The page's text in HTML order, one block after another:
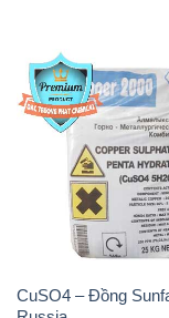
CuSO4 – Đồng